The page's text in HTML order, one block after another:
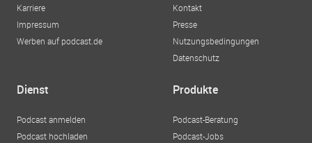
Karriere
Impressum
Werben auf podcast.de
Kontakt
Presse
Nutzungsbedingungen
Datenschutz
Dienst
Podcast anmelden
Podcast hochladen
Produkte
Podcast-Beratung
Podcast-Jobs